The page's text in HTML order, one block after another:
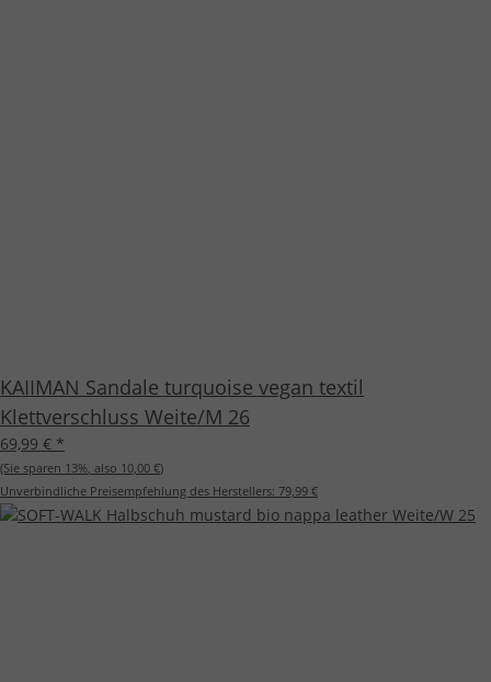
KAIIMAN Sandale turquoise vegan textil
Klettverschluss Weite/M 26
69,99 € *
(Sie sparen 13%, also 10,00 €)
Unverbindliche Preisempfehlung des Herstellers: 79,99 €